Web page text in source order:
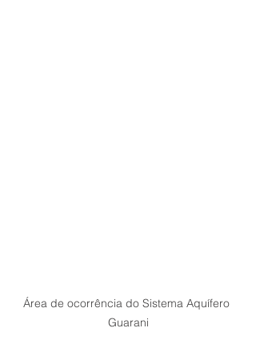
Área de ocorrência do Sistema Aquífero
Guarani